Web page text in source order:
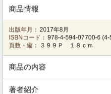
商品情報
出版年月： 2017年8月
ISBNコード： 978-4-594-07700-6 (4-
頁数・縦：
３９９Ｐ １８ｃｍ
商品の内容
著者紹介